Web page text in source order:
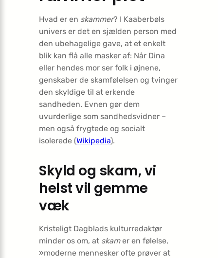
Hvad er en skammer? I Kaaberbøls
univers er det en sjælden person med
den ubehagelige gave, at et enkelt
blik kan flå alle masker af: Når Dina
eller hendes mor ser folk i øjnene,
genskaber de skam­følelsen og tvinger
den skyldige til at erkende
sandheden. Evnen gør dem
uvurderlige som sandhedsvidner –
men også frygtede og socialt
isolerede (Wikipedia).
Skyld og skam, vi
helst vil gemme
væk
Kristeligt Dagblads kulturredaktør
minder os om, at skamer en følelse,
»moderne mennesker ofte prøver at